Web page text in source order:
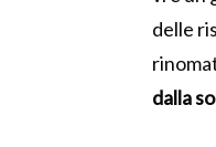
delle
dalla